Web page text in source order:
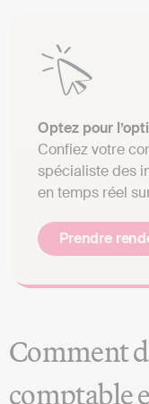
Optez pour
Confiez votre
spécialiste des
en temps réel
Prendre
Comment
comptable